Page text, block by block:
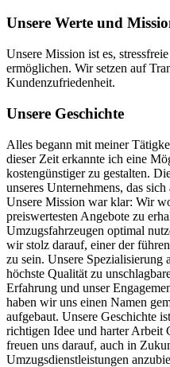
Unsere Werte und
Unsere Mission ist es,
ermöglichen. Wir setzen auf
Kundenzufriedenheit.
Unsere Geschichte
Alles begann mit meiner
dieser Zeit erkannte ich eine
kostengünstiger zu gestalten.
unseres Unternehmens, das
Unsere Mission war klar: Wir
preiswertesten Angebote zu
Umzugsfahrzeugen optimal
wir stolz darauf, einer der
zu sein. Unsere Spezialisierung
höchste Qualität zu
Erfahrung und unser
haben wir uns einen Namen
aufgebaut. Unsere Geschichte
richtigen Idee und harter Arbeit
freuen uns darauf, auch in
Umzugsdienstleistungen